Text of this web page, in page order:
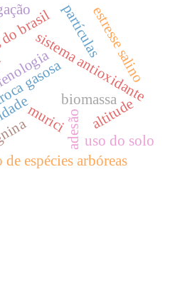
biomassa
sistema antioxidante
gasosa
brasil
espécies arbóreas
estresse salino
altitude
muriciadesão uso do solo
partículas